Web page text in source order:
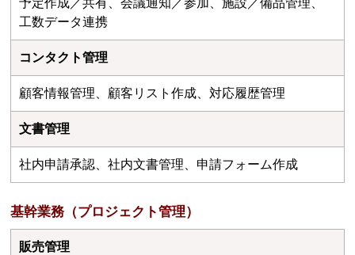
工数データ連携
コンタクト管理
顧客情報管理、顧客リスト作成、対応履歴管理
文書管理
社内申請承認、社内文書管理、申請フォーム作成
基幹業務（プロジェクト管理）
販売管理